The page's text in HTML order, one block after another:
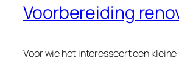
Voorbereiding
Voor wie het interesseert een